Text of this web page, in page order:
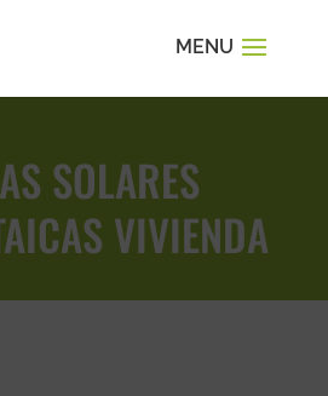
SOLARES
VIVIENDA